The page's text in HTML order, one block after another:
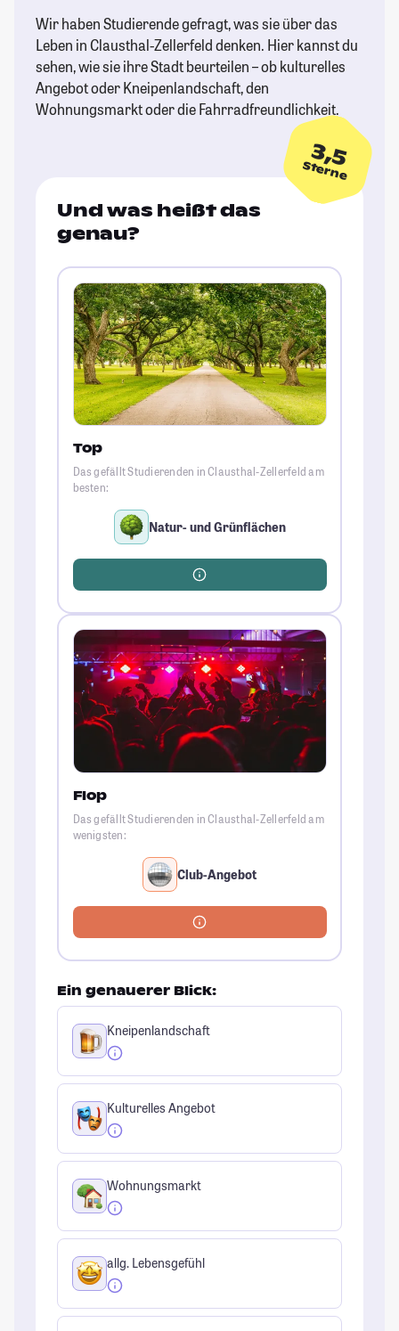
Wir haben Studierende gefragt, was sie über das
Leben in Clausthal-Zellerfeld denken. Hier kannst du
sehen, wie sie ihre Stadt beurteilen – ob kulturelles
Angebot oder Kneipenlandschaft, den
Wohnungsmarkt oder die Fahrradfreundlichkeit.
3,5
Sterne
Und was heißt das
genau?
Top
Das gefällt Studierenden in Clausthal-Zellerfeld am
besten:
Natur- und Grünflächen
Flop
Das gefällt Studierenden in Clausthal-Zellerfeld am
wenigsten:
Club-Angebot
Ein genauerer Blick:
Kneipenlandschaft
Kulturelles Angebot
Wohnungsmarkt
allg. Lebensgefühl